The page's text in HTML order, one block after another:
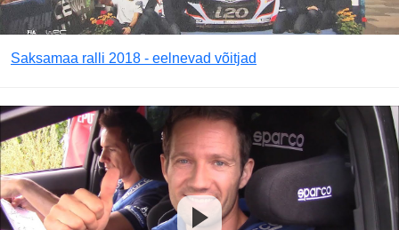
Saksamaa ralli 2018 - eelnevad võitjad